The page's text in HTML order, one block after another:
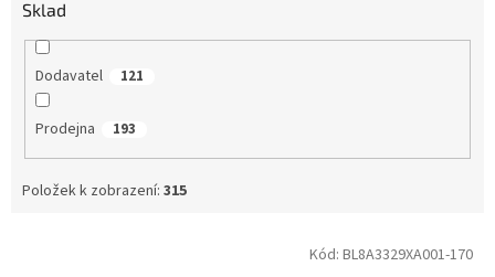
Sklad
Dodavatel 121
Prodejna 193
Položek k zobrazení: 315
Kód: BL8A3329XA001-170